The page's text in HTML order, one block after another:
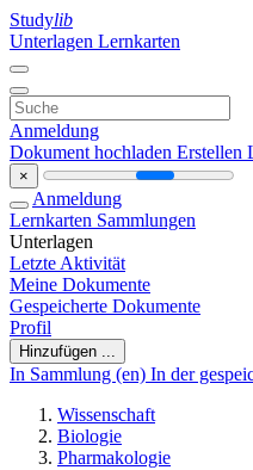
Studylib
Unterlagen Lernkarten
Anmeldung
Dokument hochladen Erstellen
×
Anmeldung
Lernkarten Sammlungen
Unterlagen
Letzte Aktivität
Meine Dokumente
Gespeicherte Dokumente
Profil
Hinzufügen ...
In Sammlung (en) In der
Wissenschaft
Biologie
Pharmakologie